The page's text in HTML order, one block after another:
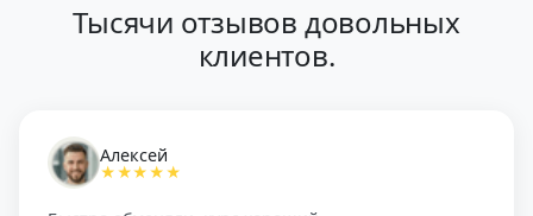
Тысячи отзывов довольных
клиентов.
Алексей
★★★★★